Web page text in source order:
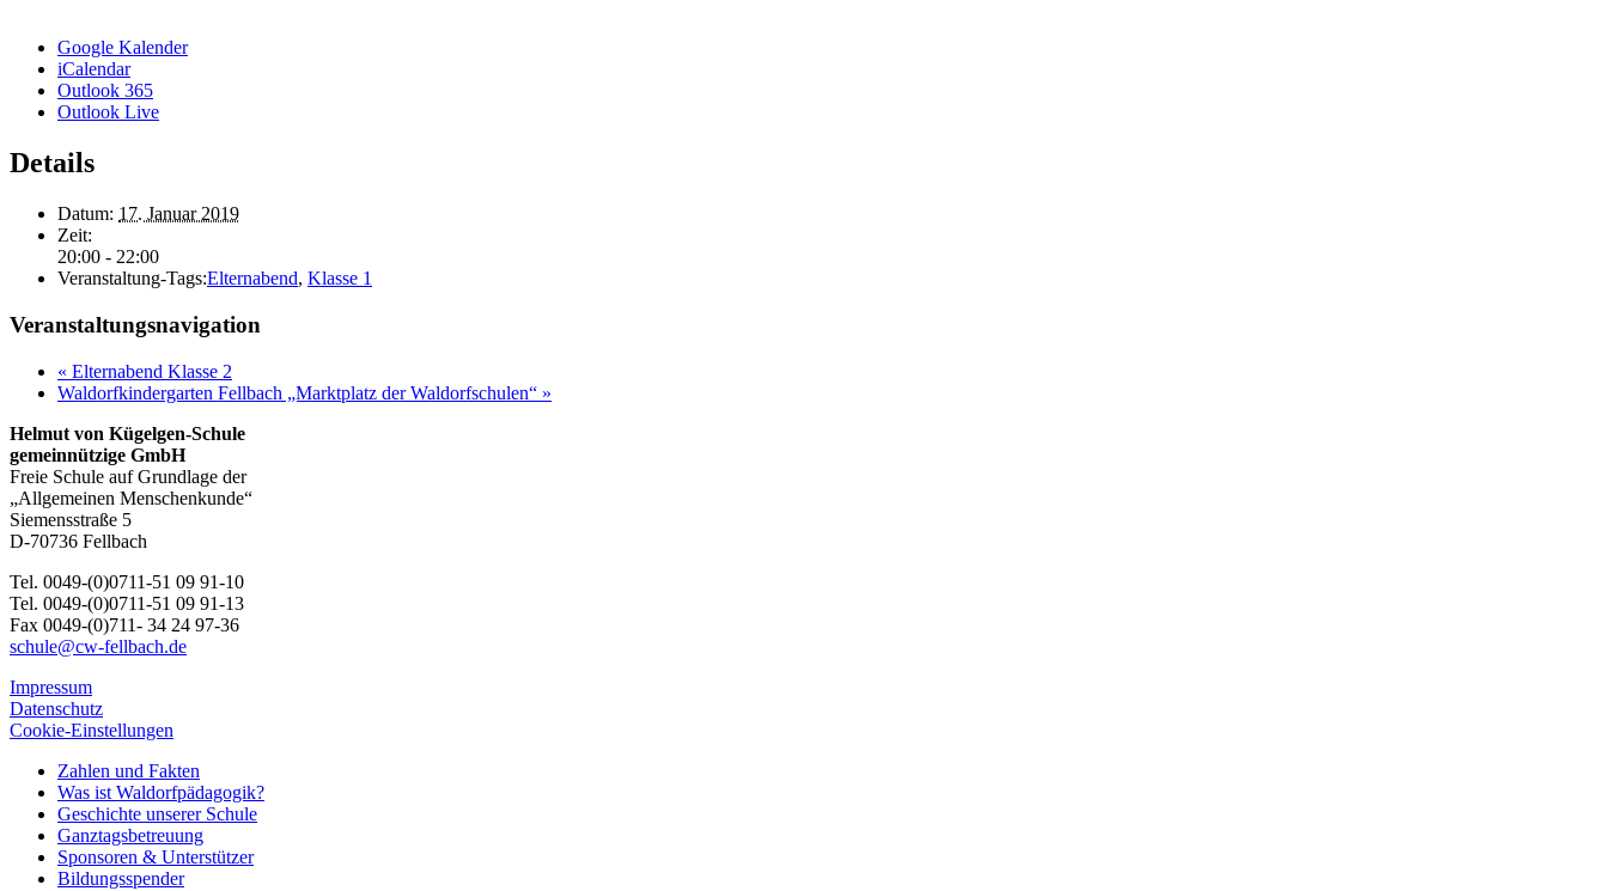
Google Kalender
iCalendar
Outlook 365
Outlook Live
Details
Datum: 17. Januar 2019
Zeit:
20:00 - 22:00
Veranstaltung-Tags:Elternabend, Klasse 1
Veranstaltungsnavigation
« Elternabend Klasse 2
Waldorfkindergarten Fellbach „Marktplatz der Waldorfschulen“ »
Helmut von Kügelgen-Schule
gemeinnützige GmbH
Freie Schule auf Grundlage der
„Allgemeinen Menschenkunde“
Siemensstraße 5
D-70736 Fellbach
Tel. 0049-(0)0711-51 09 91-10
Tel. 0049-(0)0711-51 09 91-13
Fax 0049-(0)711- 34 24 97-36
schule@cw-fellbach.de
Impressum
Datenschutz
Cookie-Einstellungen
Zahlen und Fakten
Was ist Waldorfpädagogik?
Geschichte unserer Schule
Ganztagsbetreuung
Sponsoren & Unterstützer
Bildungsspender